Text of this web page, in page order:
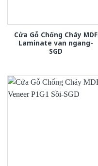
Cửa Gỗ Chống Cháy MDF
Laminate van ngang-
SGD